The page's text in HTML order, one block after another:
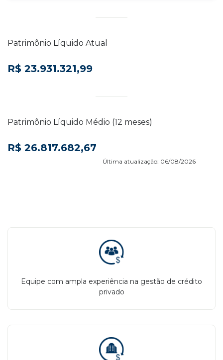
Patrimônio Líquido Atual
R$ 23.931.321,99
Patrimônio Líquido Médio (12 meses)
R$ 26.817.682,67
Última atualização: 06/08/2026
Equipe com ampla experiência na gestão de crédito
privado